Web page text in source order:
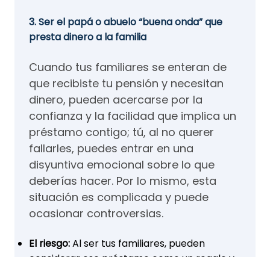
3. Ser el papá o abuelo “buena onda” que
presta dinero a la familia
Cuando tus familiares se enteran de
que recibiste tu pensión y necesitan
dinero, pueden acercarse por la
confianza y la facilidad que implica un
préstamo contigo; tú, al no querer
fallarles, puedes entrar en una
disyuntiva emocional sobre lo que
deberías hacer. Por lo mismo, esta
situación es complicada y puede
ocasionar controversias.
El riesgo:Al ser tus familiares, pueden